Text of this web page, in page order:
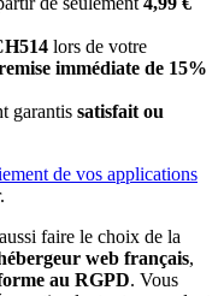
lors de votre
immédiate de 15%
garantis satisfait ou
de vos applications
faire le choix de la
web français,
au RGPD. Vous